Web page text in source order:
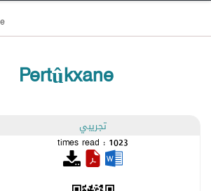
Pertûkxane
تجريبي
times read : 1023